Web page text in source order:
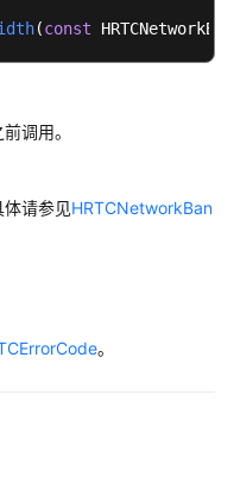
(const
调用。
请参见HRTCNetworkBan
。